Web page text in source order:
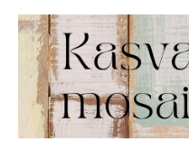
Siirry
sisältöön